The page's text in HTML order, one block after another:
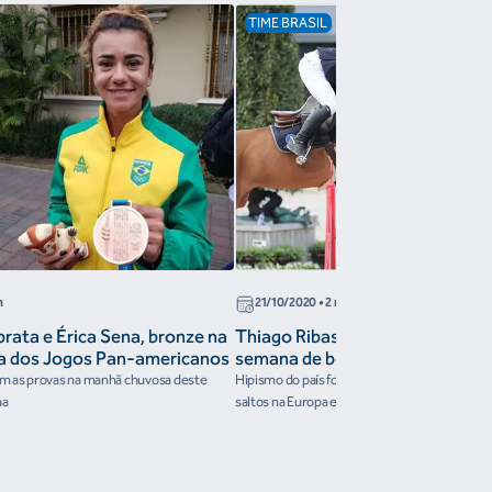
e Érica Sena, bronze na
dos Jogos Pan-americanos
as provas na manhã chuvosa deste
TIME BRASIL
21/10/2020• 2 min
Thiago Ribas vence GP na
semana de bons resultados
Hipismo do país foi destaque em prêmios
saltos na Europa e no México